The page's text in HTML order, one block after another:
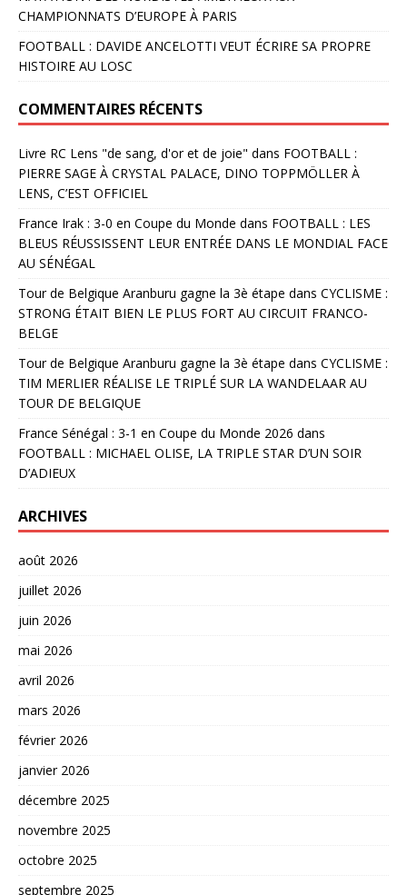
CHAMPIONNATS D’EUROPE À PARIS
FOOTBALL : DAVIDE ANCELOTTI VEUT ÉCRIRE SA PROPRE
HISTOIRE AU LOSC
COMMENTAIRES RÉCENTS
Livre RC Lens "de sang, d'or et de joie" dans FOOTBALL :
PIERRE SAGE À CRYSTAL PALACE, DINO TOPPMÖLLER À
LENS, C’EST OFFICIEL
France Irak : 3-0 en Coupe du Monde dans FOOTBALL : LES
BLEUS RÉUSSISSENT LEUR ENTRÉE DANS LE MONDIAL FACE
AU SÉNÉGAL
Tour de Belgique Aranburu gagne la 3è étape dans CYCLISME :
STRONG ÉTAIT BIEN LE PLUS FORT AU CIRCUIT FRANCO-
BELGE
Tour de Belgique Aranburu gagne la 3è étape dans CYCLISME :
TIM MERLIER RÉALISE LE TRIPLÉ SUR LA WANDELAAR AU
TOUR DE BELGIQUE
France Sénégal : 3-1 en Coupe du Monde 2026 dans
FOOTBALL : MICHAEL OLISE, LA TRIPLE STAR D’UN SOIR
D’ADIEUX
ARCHIVES
août 2026
juillet 2026
juin 2026
mai 2026
avril 2026
mars 2026
février 2026
janvier 2026
décembre 2025
novembre 2025
octobre 2025
septembre 2025